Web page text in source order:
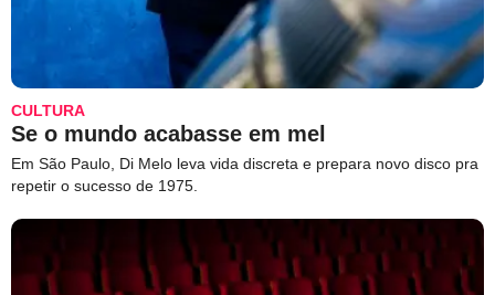
CULTURA
Se o mundo acabasse em mel
Em São Paulo, Di Melo leva vida discreta e prepara novo disco pra
repetir o sucesso de 1975.